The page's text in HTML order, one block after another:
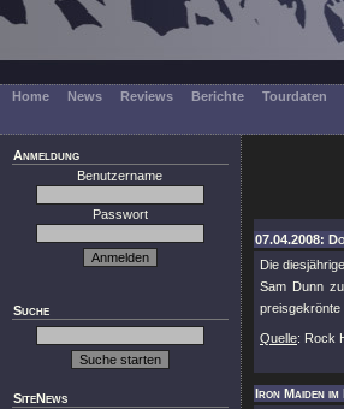
Home News Reviews Berichte Tourdaten
Anmeldung
Benutzername
Passwort
Suche
SiteNews
07.04.2008:
Die
Sam Dunn
preisgekrönte
Quelle: Rock
Iron Maiden